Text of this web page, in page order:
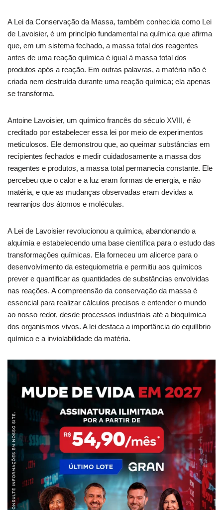
A Lei da Conservação da Massa, também conhecida como Lei
de Lavoisier, é um princípio fundamental na química que afirma
que, em um sistema fechado, a massa total dos reagentes
antes de uma reação química é igual à massa total dos
produtos após a reação. Em outras palavras, a matéria não é
criada nem destruída durante uma reação química; ela apenas
se transforma.
Antoine Lavoisier, um químico francês do século XVIII, é
creditado por estabelecer essa lei por meio de experimentos
meticulosos. Ele demonstrou que, ao queimar substâncias em
recipientes fechados e medir cuidadosamente a massa dos
reagentes e produtos, a massa total permanecia constante. Ele
percebeu que o calor e a luz eram formas de energia, e não
matéria, e que as mudanças observadas eram devidas a
rearranjos dos átomos e moléculas.
A Lei de Lavoisier revolucionou a química, abandonando a
alquimia e estabelecendo uma base científica para o estudo das
transformações químicas. Ela forneceu um alicerce para o
desenvolvimento da estequiometria e permitiu aos químicos
prever e quantificar as quantidades de substâncias envolvidas
nas reações. A compreensão da conservação da massa é
essencial para realizar cálculos precisos e entender o mundo
ao nosso redor, desde processos industriais até a bioquímica
dos organismos vivos. A lei destaca a importância do equilíbrio
químico e a inviolabilidade da matéria.